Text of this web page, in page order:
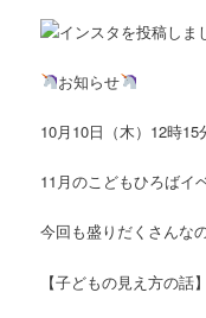
動
お知らせ
10月10日（木）12時15
11月のこどもひろばイ
今回も盛りだくさんな
【子どもの見え方の話】